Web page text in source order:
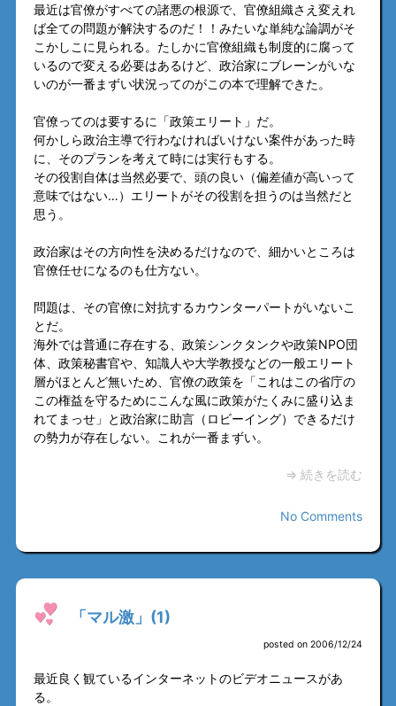
最近は官僚がすべての諸悪の根源で、官僚組織さえ変えれ
ば全ての問題が解決するのだ！！みたいな単純な論調がそ
こかしこに見られる。たしかに官僚組織も制度的に腐って
いるので変える必要はあるけど、政治家にブレーンがいな
いのが一番まずい状況ってのがこの本で理解できた。
官僚ってのは要するに「政策エリート」だ。
何かしら政治主導で行わなければいけない案件があった時
に、そのプランを考えて時には実行もする。
その役割自体は当然必要で、頭の良い（偏差値が高いって
意味ではない…）エリートがその役割を担うのは当然だと
思う。
政治家はその方向性を決めるだけなので、細かいところは
官僚任せになるのも仕方ない。
問題は、その官僚に対抗するカウンターパートがいないこ
とだ。
海外では普通に存在する、政策シンクタンクや政策NPO団
体、政策秘書官や、知識人や大学教授などの一般エリート
層がほとんど無いため、官僚の政策を「これはこの省庁の
この権益を守るためにこんな風に政策がたくみに盛り込ま
れてまっせ」と政治家に助言（ロビーイング）できるだけ
の勢力が存在しない。これが一番まずい。
⇒ 続きを読む
No Comments
「マル激」(1)
posted on 2006/12/24
最近良く観ているインターネットのビデオニュースがあ
る。